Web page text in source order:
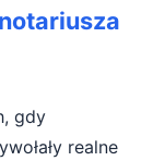
gdy
realne